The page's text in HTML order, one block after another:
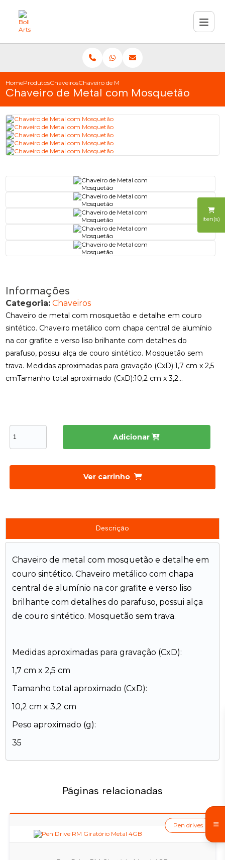
iten(s)
HomeProdutosChaveirosChaveiro de Metal com Mosquetão
Chaveiro de Metal com Mosquetão
Informações
Categoria: Chaveiros
Chaveiro de metal com mosquetão e detalhe em couro
sintético. Chaveiro metálico com chapa central de alumínio
na cor grafite e verso liso brilhante com detalhes do
parafuso, possui alça de couro sintético. Mosquetão sem
trava. Medidas aproximadas para gravação (CxD):1,7 cm x 2,5
cmTamanho total aproximado (CxD):10,2 cm x 3,2...
Adicionar
Ver carrinho
Descrição
Chaveiro de metal com mosquetão e detalhe em
couro sintético. Chaveiro metálico com chapa
central de alumínio na cor grafite e verso liso
brilhante com detalhes do parafuso, possui alça
de couro sintético. Mosquetão sem trava.
Medidas aproximadas para gravação (CxD):
1,7 cm x 2,5 cm
Tamanho total aproximado (CxD):
10,2 cm x 3,2 cm
Peso aproximado (g):
35
Páginas relacionadas
Pen drives